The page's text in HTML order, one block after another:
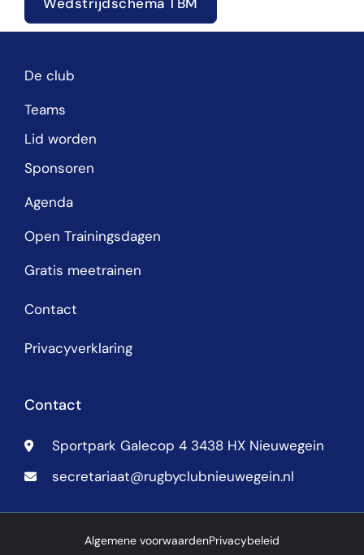
De club
Teams
Lid worden
Sponsoren
Agenda
Open Trainingsdagen
Gratis meetrainen
Contact
Privacyverklaring
Contact
Sportpark Galecop 4 3438 HX Nieuwegein
secretariaat@rugbyclubnieuwegein.nl
Algemene voorwaardenPrivacybeleid